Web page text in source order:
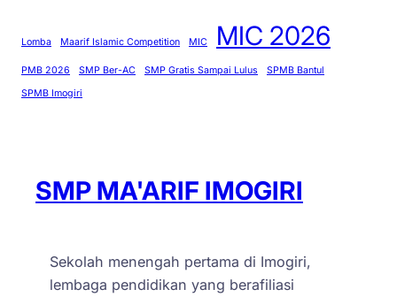
k
r
b
i
I
g
Lomba Maarif Islamic Competition MIC MIC 2026
PMB 2026 SMP Ber-AC SMP Gratis Sampai Lulus
SPMB Bantul
SPMB Imogiri
SMP MA'ARIF IMOGIRI
Sekolah menengah pertama di Imogiri,
lembaga pendidikan yang berafiliasi